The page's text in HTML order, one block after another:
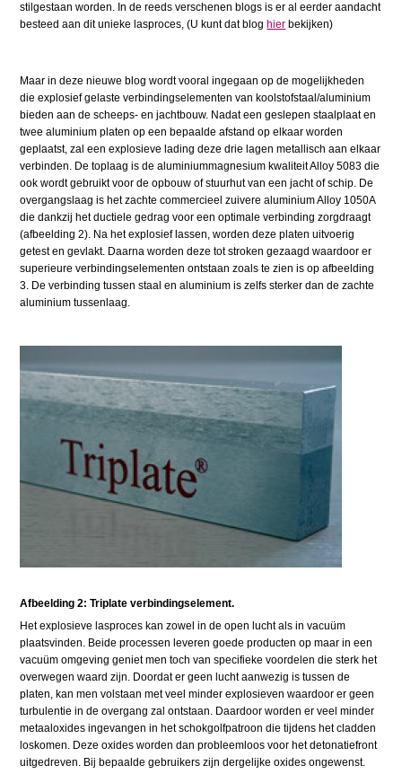
stilgestaan worden. In de reeds verschenen blogs is er al eerder aandacht
besteed aan dit unieke lasproces, (U kunt dat blog hier bekijken)
Maar in deze nieuwe blog wordt vooral ingegaan op de mogelijkheden
die explosief gelaste verbindingselementen van koolstofstaal/aluminium
bieden aan de scheeps- en jachtbouw. Nadat een geslepen staalplaat en
twee aluminium platen op een bepaalde afstand op elkaar worden
geplaatst, zal een explosieve lading deze drie lagen metallisch aan elkaar
verbinden. De toplaag is de aluminiummagnesium kwaliteit Alloy 5083 die
ook wordt gebruikt voor de opbouw of stuurhut van een jacht of schip. De
overgangslaag is het zachte commercieel zuivere aluminium Alloy 1050A
die dankzij het ductiele gedrag voor een optimale verbinding zorgdraagt
(afbeelding 2). Na het explosief lassen, worden deze platen uitvoerig
getest en gevlakt. Daarna worden deze tot stroken gezaagd waardoor er
superieure verbindingselementen ontstaan zoals te zien is op afbeelding
3. De verbinding tussen staal en aluminium is zelfs sterker dan de zachte
aluminium tussenlaag.
Afbeelding 2: Triplate verbindingselement.
Het explosieve lasproces kan zowel in de open lucht als in vacuüm
plaatsvinden. Beide processen leveren goede producten op maar in een
vacuüm omgeving geniet men toch van specifieke voordelen die sterk het
overwegen waard zijn. Doordat er geen lucht aanwezig is tussen de
platen, kan men volstaan met veel minder explosieven waardoor er geen
turbulentie in de overgang zal ontstaan. Daardoor worden er veel minder
metaaloxides ingevangen in het schokgolfpatroon die tijdens het cladden
loskomen. Deze oxides worden dan probleemloos voor het detonatiefront
uitgedreven. Bij bepaalde gebruikers zijn dergelijke oxides ongewenst.